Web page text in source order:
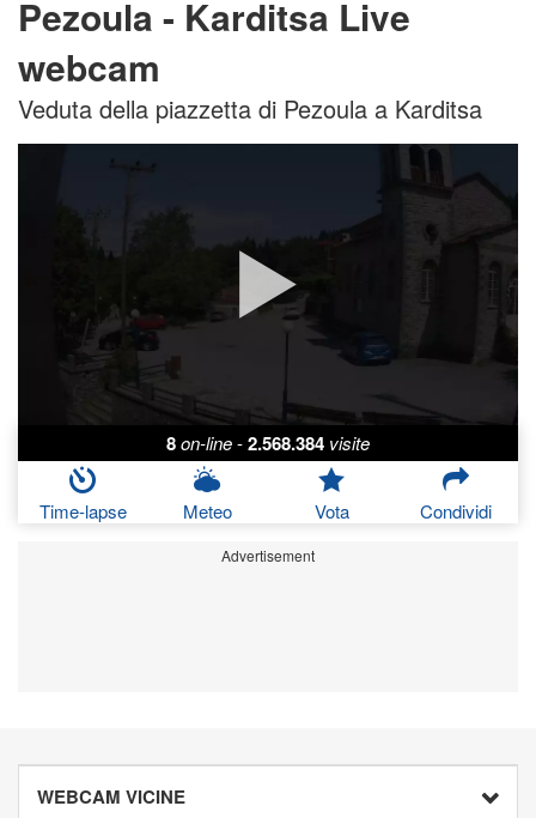
Pezoula - Karditsa Live
webcam
Veduta della piazzetta di Pezoula a Karditsa
8on-line-2.568.384 visite
Time-lapse Meteo Vota Condividi
Advertisement
WEBCAM VICINE